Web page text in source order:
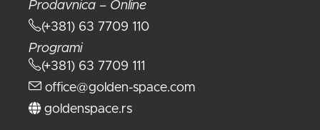
Prodavnica – Online
(+381) 63 7709 110
Programi
(+381) 63 7709 111
office@golden-space.com
goldenspace.rs